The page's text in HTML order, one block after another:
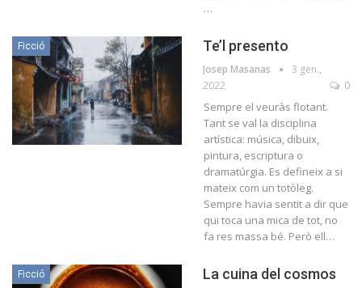
…
Ficció Te’l presento
Josep Masanas
3 gen.,
2022
0
Sempre el veuràs flotant.
Tant se val la disciplina
artística: música, dibuix,
pintura, escriptura o
dramatúrgia. Es defineix a si
mateix com un totòleg.
Sempre havia sentit a dir que
qui toca una mica de tot, no
fa res massa bé. Però ell…
Ficció La cuina del cosmos